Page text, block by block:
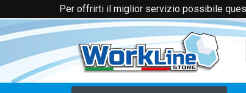
Per offrirti il miglior servizio possibile
+39 0174 088066 (Voce e WhatsApp)